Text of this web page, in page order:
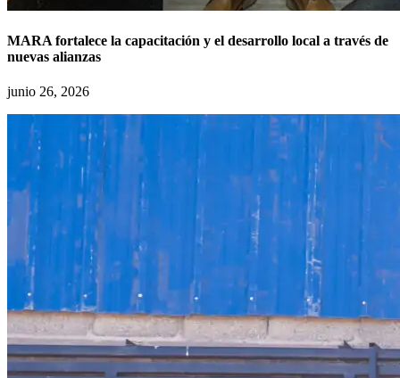
MARA fortalece la capacitación y el desarrollo local a través de
nuevas alianzas
junio 26, 2026